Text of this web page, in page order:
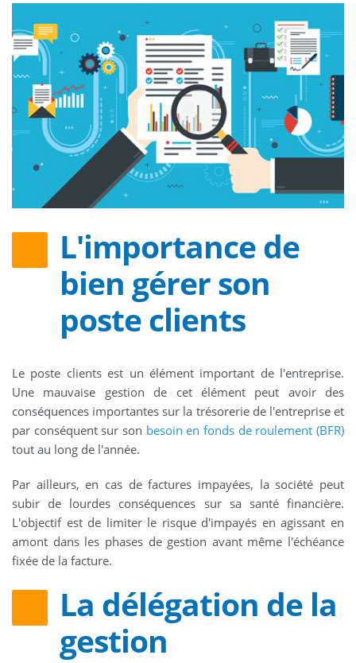
L'importance de
bien gérer son
poste clients
Le poste clients est un élément important de l'entreprise.
Une mauvaise gestion de cet élément peut avoir des
conséquences importantes sur la trésorerie de l'entreprise et
par conséquent sur son besoin en fonds de roulement (BFR)
tout au long de l'année.
Par ailleurs, en cas de factures impayées, la société peut
subir de lourdes conséquences sur sa santé financière.
L'objectif est de limiter le risque d'impayés en agissant en
amont dans les phases de gestion avant même l'échéance
fixée de la facture.
La délégation de la
gestion